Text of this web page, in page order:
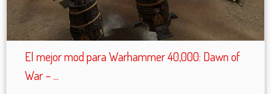
El mejor mod para Warhammer 40,000: Dawn of
War – ...